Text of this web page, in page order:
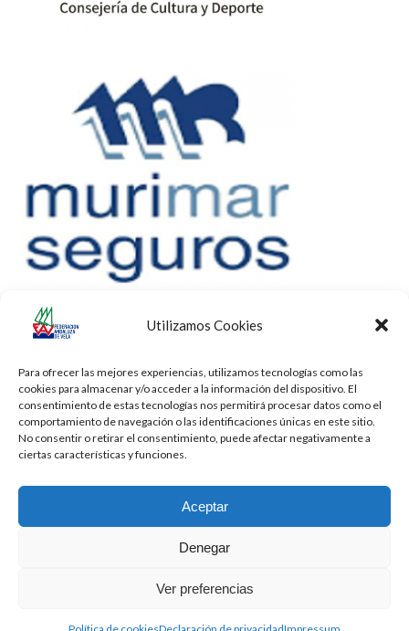
Utilizamos Cookies
Para ofrecer las mejores experiencias, utilizamos tecnologías como las
cookies para almacenar y/o acceder a la información del dispositivo. El
consentimiento de estas tecnologías nos permitirá procesar datos como el
comportamiento de navegación o las identificaciones únicas en este sitio.
No consentir o retirar el consentimiento, puede afectar negativamente a
ciertas características y funciones.
Aceptar
Denegar
Ver preferencias
Todos los derechos reservados -Privacidad